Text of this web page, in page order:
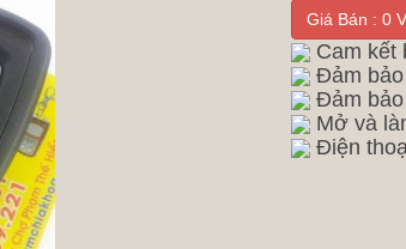
Giá Bán : 0
Cam kết
Đảm bảo
Đảm bảo
Mở và
Điện